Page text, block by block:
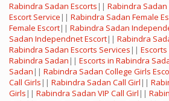
Rabindra Sadan Escorts || Rabindra Sadan
Escort Service || Rabindra Sadan Female
Female Escort|| Rabindra Sadan
Sadan Independnet Escort|| Rabindra
Rabindra Sadan Escorts Services ||
Rabindra Sadan || Escorts in Rabindra
Sadan || Rabindra Sadan College Girls
Call Girls || Rabindra Sadan Call Girl ||
Girls || Rabindra Sadan VIP Call Girl ||